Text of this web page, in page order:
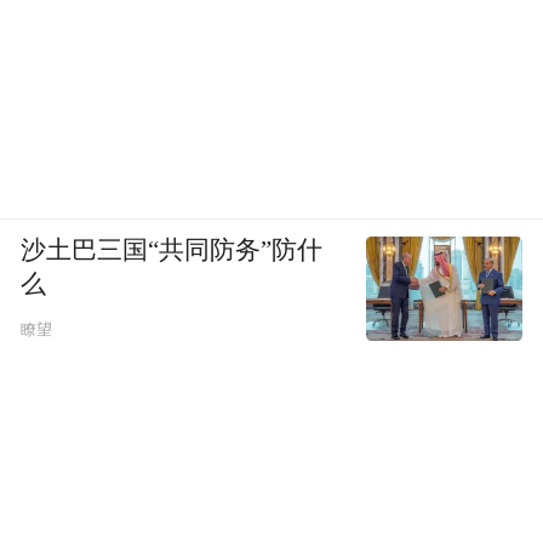
沙土巴三国“共同防务”防什
么
瞭望